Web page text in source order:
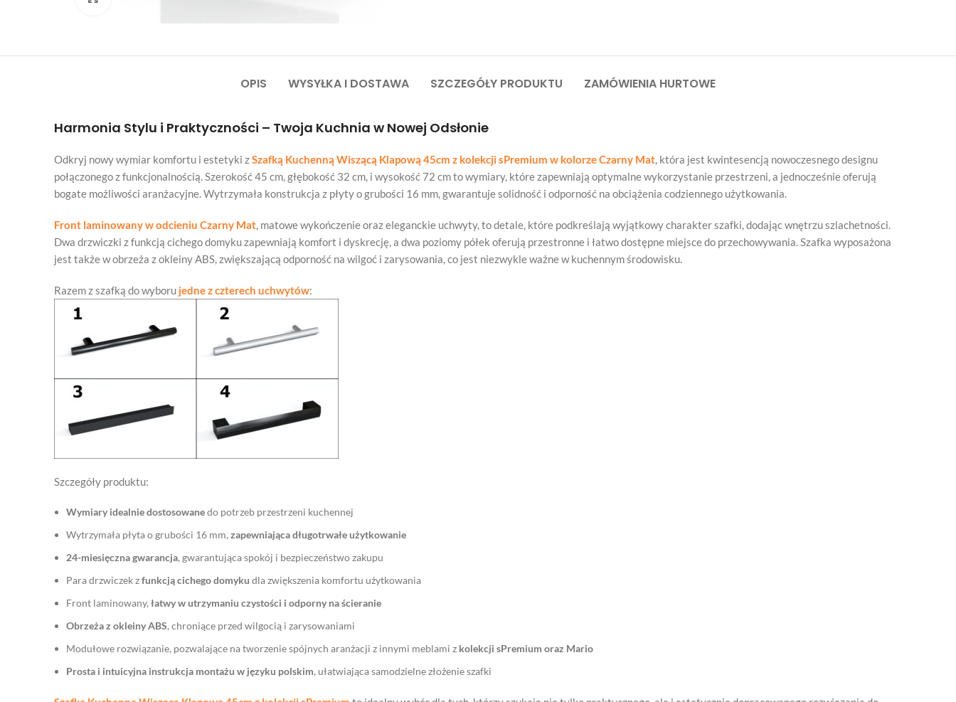
OPIS WYSYŁKA I DOSTAWA SZCZEGÓŁY PRODUKTU ZAMÓWIENIA HURTOWE
Harmonia Stylu i Praktyczności – Twoja Kuchnia w Nowej Odsłonie
Odkryj nowy wymiar komfortu i estetyki zSzafką Kuchenną Wiszącą Klapową 45cm z kolekcji sPremium w kolorze Czarny Mat, która jest kwintesencją nowoczesnego designu
połączonego z funkcjonalnością. Szerokość 45 cm, głębokość 32 cm, i wysokość 72 cm to wymiary, które zapewniają optymalne wykorzystanie przestrzeni, a jednocześnie oferują
bogate możliwości aranżacyjne. Wytrzymała konstrukcja z płyty o grubości 16 mm, gwarantuje solidność i odporność na obciążenia codziennego użytkowania.
Front laminowany w odcieniu Czarny Mat, matowe wykończenie oraz eleganckie uchwyty, to detale, które podkreślają wyjątkowy charakter szafki, dodając wnętrzu szlachetności.
Dwa drzwiczki z funkcją cichego domyku zapewniają komfort i dyskrecję, a dwa poziomy półek oferują przestronne i łatwo dostępne miejsce do przechowywania. Szafka wyposażona
jest także w obrzeża z okleiny ABS, zwiększającą odporność na wilgoć i zarysowania, co jest niezwykle ważne w kuchennym środowisku.
Razem z szafką do wyboru jedne z czterech uchwytów:
Szczegóły produktu:
Wymiary idealnie dostosowanedo potrzeb przestrzeni kuchennej
Wytrzymała płyta o grubości 16 mm, zapewniająca długotrwałe użytkowanie
24-miesięczna gwarancja, gwarantująca spokój i bezpieczeństwo zakupu
Para drzwiczek zfunkcją cichego domyku dla zwiększenia komfortu użytkowania
Front laminowany, łatwy w utrzymaniu czystości i odporny na ścieranie
Obrzeża z okleiny ABS, chroniące przed wilgocią i zarysowaniami
Modułowe rozwiązanie, pozwalające na tworzenie spójnych aranżacji z innymi meblami z kolekcji sPremium oraz Mario
Prosta i intuicyjna instrukcja montażu w języku polskim, ułatwiająca samodzielne złożenie szafki